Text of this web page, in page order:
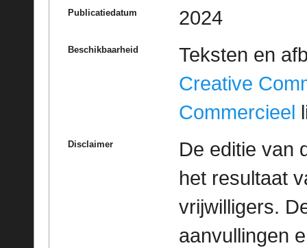
Publicatiedatum 2024
Beschikbaarheid
Teksten en
Creative
Commercieel
Disclaimer
De editie van
het resultaat
vrijwilligers.
aanvullingen